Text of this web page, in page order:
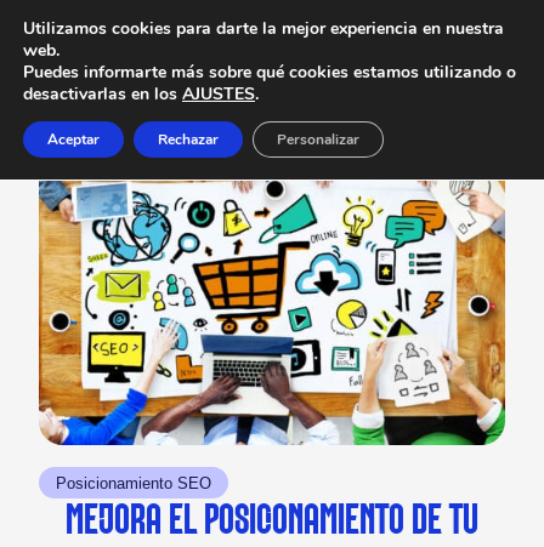
Posicionamiento SEO
MEJORA EL POSICIONAMIENTO DE TU
Utilizamos cookies para darte la mejor experiencia en nuestra
web.
Puedes informarte más sobre qué cookies estamos utilizando o
desactivarlas en los AJUSTES.
Aceptar Rechazar Personalizar